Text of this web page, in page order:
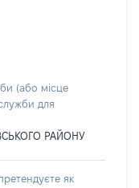
(або місце
для
РАЙОНУ
як